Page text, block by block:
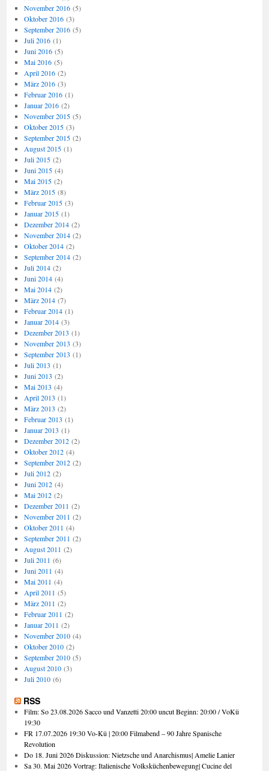
November 2016(5)
Oktober 2016(3)
September 2016(5)
Juli 2016(1)
Juni 2016(5)
Mai 2016(5)
April 2016(2)
März 2016(3)
Februar 2016(1)
Januar 2016(2)
November 2015(5)
Oktober 2015(3)
September 2015(2)
August 2015(1)
Juli 2015(2)
Juni 2015(4)
Mai 2015(2)
März 2015(8)
Februar 2015(3)
Januar 2015(1)
Dezember 2014(2)
November 2014(2)
Oktober 2014(2)
September 2014(2)
Juli 2014(2)
Juni 2014(4)
Mai 2014(2)
März 2014(7)
Februar 2014(1)
Januar 2014(3)
Dezember 2013 (1)
November 2013 (3)
September 2013 (1)
Juli 2013 (1)
Juni 2013 (2)
Mai 2013 (4)
April 2013 (1)
März 2013 (2)
Februar 2013 (1)
Januar 2013 (1)
Dezember 2012(2)
Oktober 2012(4)
September 2012(2)
Juli 2012(2)
Juni 2012(4)
Mai 2012(2)
Dezember 2011 (2)
November 2011 (2)
Oktober 2011 (4)
September 2011 (2)
August 2011 (2)
Juli 2011 (6)
Juni 2011 (4)
Mai 2011 (4)
April 2011 (5)
März 2011 (2)
Februar 2011 (2)
Januar 2011 (2)
November 2010(4)
Oktober 2010(2)
September 2010(5)
August 2010(3)
Juli 2010(6)
RSS
Film: So 23.08.2026 Sacco und Vanzetti 20:00 uncut Beginn: 20:00 / VoKü
19:30
FR 17.07.2026 19:30 Vo-Kü | 20:00 Filmabend – 90 Jahre Spanische
Revolution
Do 18. Juni 2026 Diskussion: Nietzsche und Anarchismus| Amelie Lanier
Sa 30. Mai 2026 Vortrag: Italienische Volksküchenbewegung| Cucine del